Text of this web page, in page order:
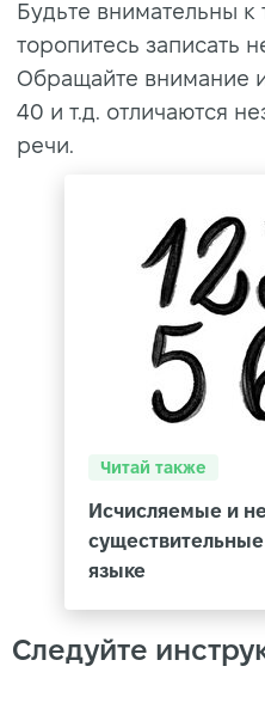
Будьте внимательны
торопитесь записать
Обращайте внимание
40 и т.д. отличаются
речи.
Читай также
Исчисляемые и
языке
Следуйте